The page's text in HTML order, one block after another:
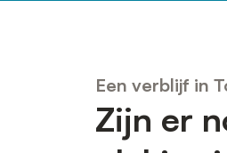
Een verblijf in
Zijn er